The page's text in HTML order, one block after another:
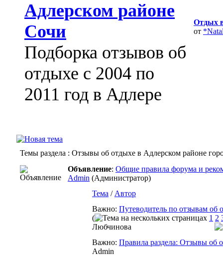
Адлерском районе
Сочи
Подборка отзывов об
отдыхе с 2004 по
2011 год в Адлере
Отдых
от
Темы раздела : Отзывы об отдыхе в Адлерском районе
Объявление: Общие правила форума и
Admin (Администратор)
Тема / Автор
Важно: Путеводитель по отзывам об
(
1 2
Любчинова
Важно: Правила раздела: Отзывы об
Admin